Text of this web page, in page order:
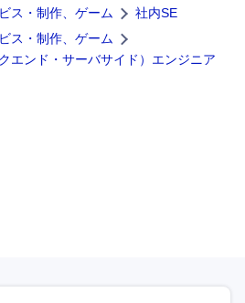
ス・制作、ゲーム
社内SE
ス・制作、ゲーム
エンド・サーバサイド）エンジニア
広島県
徳島県